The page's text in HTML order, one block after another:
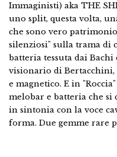
Immaginisti) aka THE
uno split, questa volta,
che sono vero
silenziosi" sulla trama di
batteria tessuta dai
visionario di
e magnetico. E in
melobar e batteria che si
in sintonia con la voce
forma. Due gemme rare